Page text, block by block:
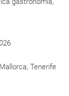
Tenerife